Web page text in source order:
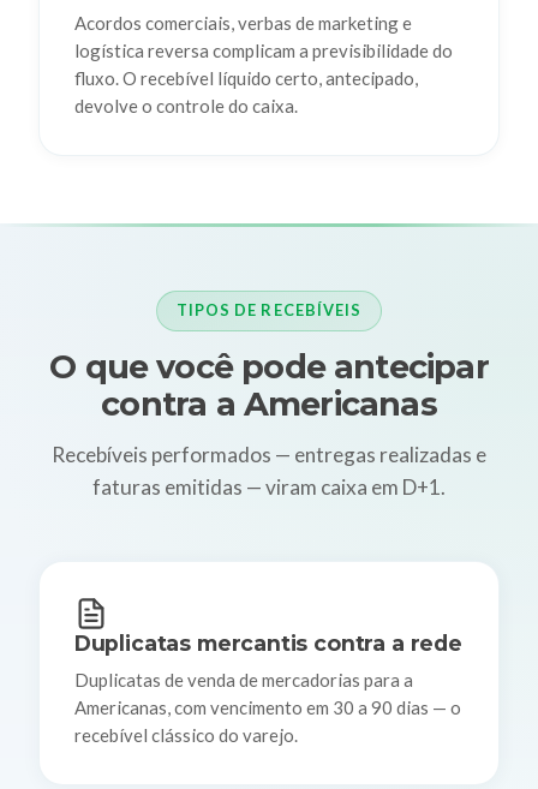
Acordos comerciais, verbas de marketing e
logística reversa complicam a previsibilidade do
fluxo. O recebível líquido certo, antecipado,
devolve o controle do caixa.
TIPOS DE RECEBÍVEIS
O que você pode antecipar
contra a Americanas
Recebíveis performados — entregas realizadas e
faturas emitidas — viram caixa em D+1.
Duplicatas mercantis contra a rede
Duplicatas de venda de mercadorias para a
Americanas, com vencimento em 30 a 90 dias — o
recebível clássico do varejo.